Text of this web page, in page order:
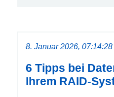
8. Januar 2026,
6 Tipps bei
Ihrem RAID-